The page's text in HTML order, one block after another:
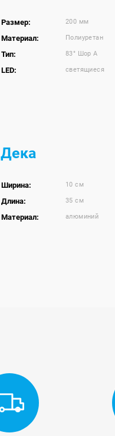
Размер: 200 мм
Материал: Полиуретан
Тип: 83° Шор A
LED: светящиеся
Дека
Ширина: 10 см
Длина: 35 см
Материал: алюминий